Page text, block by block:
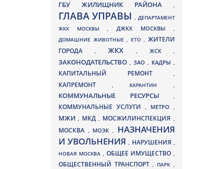
ГБУ ЖИЛИЩНИК РАЙОНА ,
ГЛАВА УПРАВЫ, ДЕПАРТАМЕНТ
ЖКХ МОСКВЫ,ДЖКХ МОСКВЫ ,
ДОМАШНИЕ ЖИВОТНЫЕ , ЕТО , ЖИТЕЛИ
ГОРОДА
, ЖКХ , ЖСК ,
ЗАКОНОДАТЕЛЬСТВО , ЗАО , КАДРЫ ,
КАПИТАЛЬНЫЙ РЕМОНТ ,
КАПРЕМОНТ , КАРАНТИН ,
КОММУНАЛЬНЫЕ РЕСУРСЫ ,
КОММУНАЛЬНЫЕ УСЛУГИ , МЕТРО ,
МЖИ, МКД , МОСЖИЛИНСПЕКЦИЯ ,
МОСКВА , МОЭК ,
НАЗНАЧЕНИЯ
И УВОЛЬНЕНИЯ , НАРУШЕНИЯ ,
НОВАЯ МОСКВА , ОБЩЕЕ ИМУЩЕСТВО ,
ОБЩЕСТВЕННЫЙ ТРАНСПОРТ, ПАРК ,